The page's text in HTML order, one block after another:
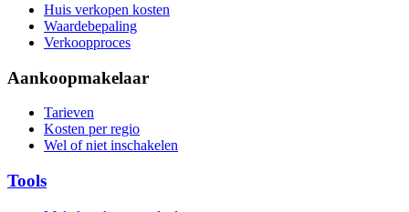
Huis verkopen kosten
Waardebepaling
Verkoopproces
Aankoopmakelaar
Tarieven
Kosten per regio
Wel of niet inschakelen
Tools